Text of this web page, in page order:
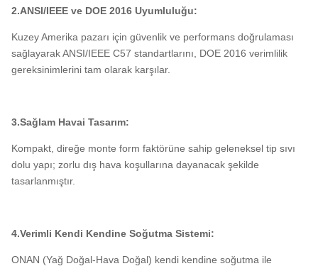
2.ANSI/IEEE ve DOE 2016 Uyumluluğu:
Kuzey Amerika pazarı için güvenlik ve performans doğrulaması
sağlayarak ANSI/IEEE C57 standartlarını, DOE 2016 verimlilik
gereksinimlerini tam olarak karşılar.
3.Sağlam Havai Tasarım:
Kompakt, direğe monte form faktörüne sahip geleneksel tip sıvı
dolu yapı; zorlu dış hava koşullarına dayanacak şekilde
tasarlanmıştır.
4.Verimli Kendi Kendine Soğutma Sistemi:
ONAN (Yağ Doğal-Hava Doğal) kendi kendine soğutma ile